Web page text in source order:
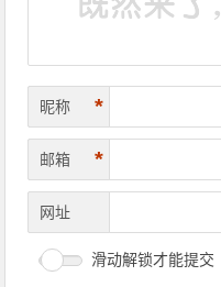
昵称 *
邮箱 *
网址
滑动解锁才能提交